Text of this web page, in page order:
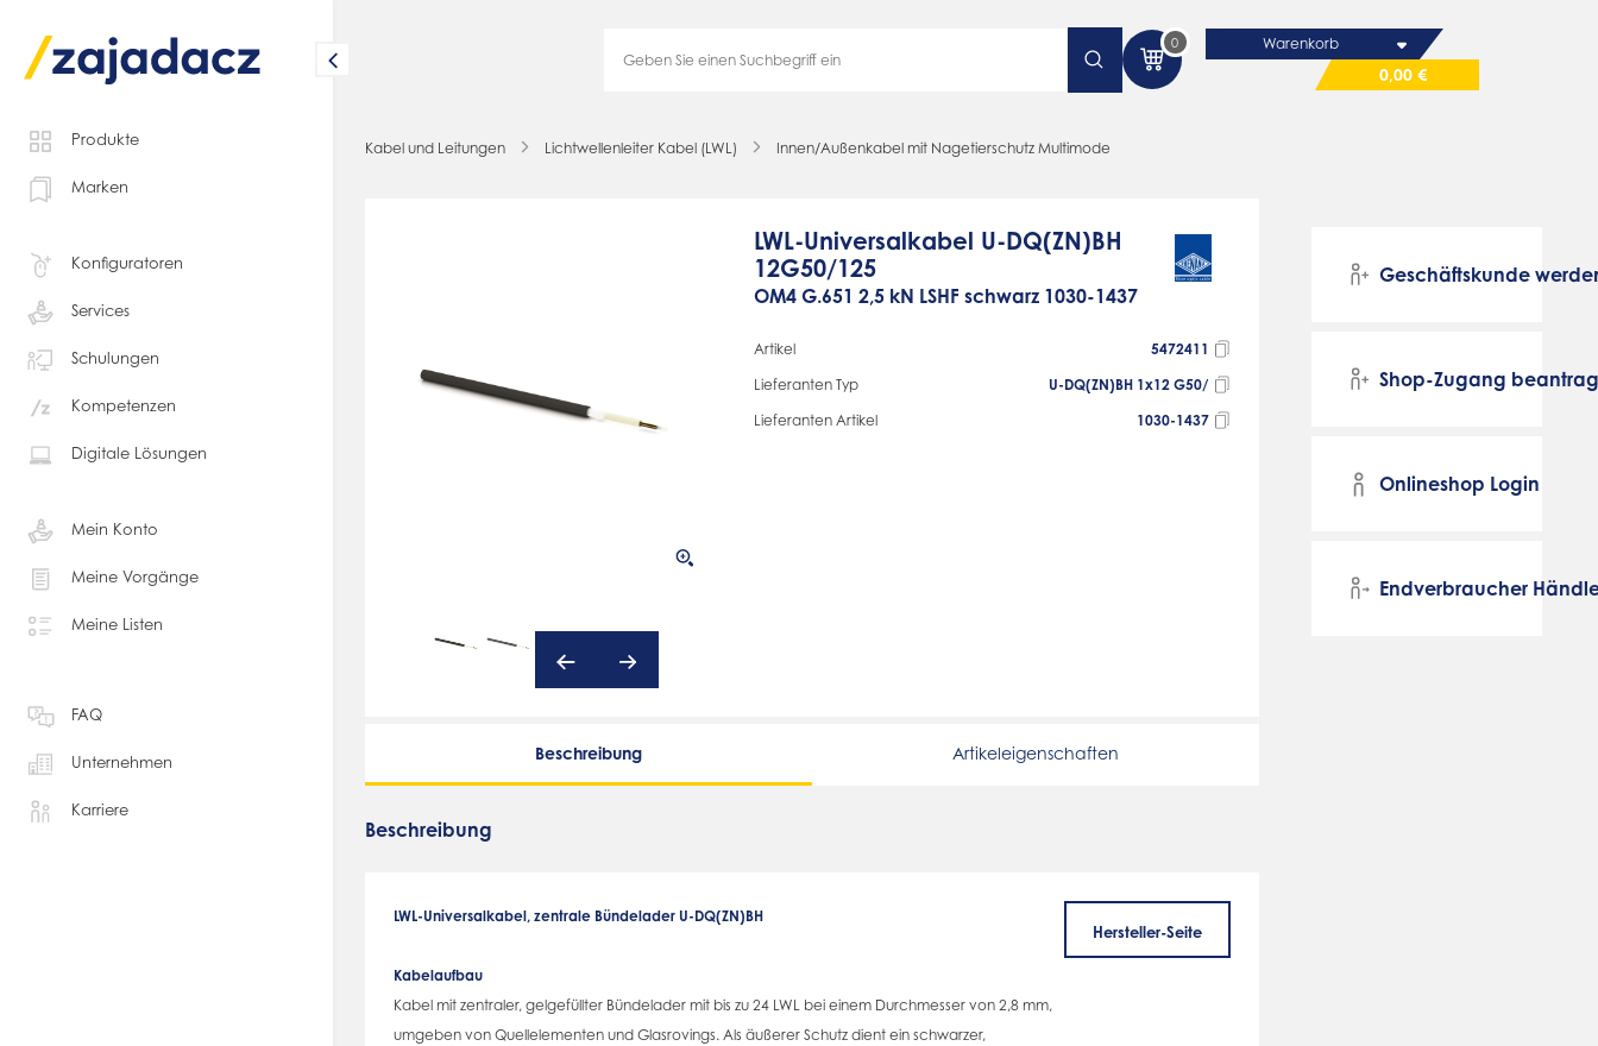
0 Warenkorb
0,00 €
Produkte
Marken
Konfiguratoren
Services
Schulungen
Kompetenzen
Digitale Lösungen
Mein Konto
Meine Vorgänge
Meine Listen
FAQ
Unternehmen
Karriere
Kabel und Leitungen Lichtwellenleiter Kabel (LWL) Innen/Außenkabel mit Nagetierschutz Multimode
LWL-Universalkabel U-DQ(ZN)BH
12G50/125
OM4 G.651 2,5 kN LSHF schwarz 1030-1437
Artikel
5472411
Lieferanten Typ
U-DQ(ZN)BH 1x12 G50/
Lieferanten Artikel
1030-1437
Beschreibung Artikeleigenschaften
Beschreibung
LWL-Universalkabel, zentrale Bündelader U-DQ(ZN)BH
Kabelaufbau
Kabel mit zentraler, gelgefüllter Bündelader mit bis zu 24 LWL bei einem Durchmesser von 2,8 mm,
umgeben von Quellelementen und Glasrovings. Als äußerer Schutz dient ein schwarzer,
Hersteller-Seite
Geschäftskunde
Shop-Zugang
Onlineshop Login
Endverbraucher